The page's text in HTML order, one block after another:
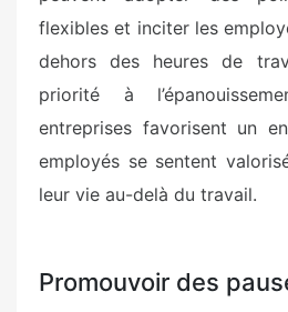
flexibles et inciter les
dehors des heures de
priorité à
entreprises favorisent un
employés se sentent
leur vie au-delà du travail.
Promouvoir des